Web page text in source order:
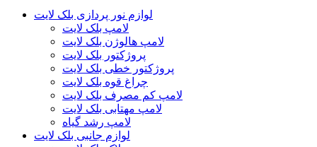
لوازم نور پردازی بلک لایت
لامپ بلک لایت
لامپ هالوژن بلک لایت
پروژکتور بلک لایت
پروژکتور خطی بلک لایت
چراغ قوه بلک لایت
لامپ کم مصرف بلک لایت
لامپ مهتابی بلک لایت
لامپ رشد گیاه
لوازم جانبی بلک لایت